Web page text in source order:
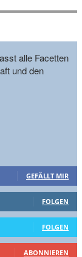
alle Facetten
und den
GEFÄLLT MIR
FOLGEN
FOLGEN
ABONNIEREN